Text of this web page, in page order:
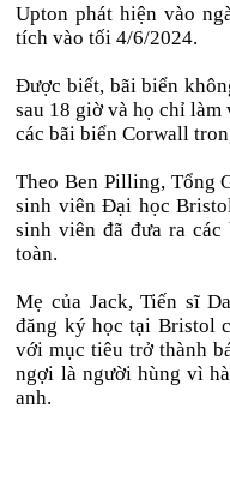
Upton phát hiện vào
tích vào tối 4/6/2024.
Được biết, bãi biển
sau 18 giờ và họ chỉ
các bãi biển Corwall
Theo Ben Pilling, Tổng
sinh viên Đại học
sinh viên đã đưa ra
toàn.
Mẹ của Jack, Tiến sĩ
đăng ký học tại Bristol
với mục tiêu trở thành
ngợi là người hùng vì
anh.